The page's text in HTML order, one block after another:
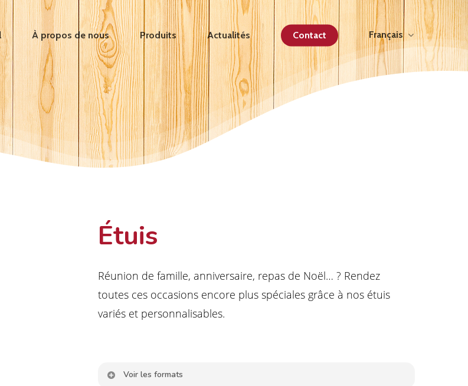
À propos de nous Produits Actualités Contact Français
Étuis
Réunion de famille, anniversaire, repas de Noël… ? Rendez
toutes ces occasions encore plus spéciales grâce à nos étuis
variés et personnalisables.
Voir les formats